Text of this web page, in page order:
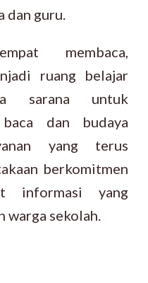
dan guru.
membaca,
ruang belajar
sarana untuk
dan budaya
yang terus
berkomitmen
informasi yang
warga sekolah.